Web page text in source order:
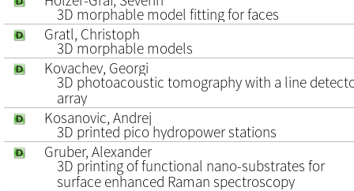
3D morphable model fitting for faces
Gratl, Christoph
3D morphable models
Kovachev, Georgi
3D photoacoustic tomography with a line
array
Kosanovic, Andrej
3D printed pico hydropower stations
Gruber, Alexander
3D printing of functional nano-substrates for
surface enhanced Raman spectroscopy